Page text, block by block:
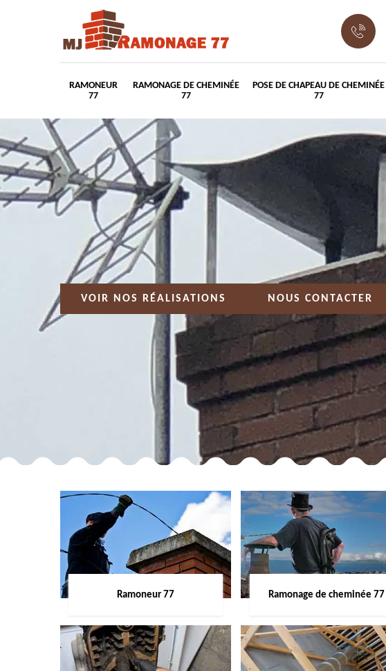
RAMONEUR
77
RAMONAGE DE CHEMINÉE
77
POSE DE CHAPEAU DE CHEMINÉE
77
VOIR NOS RÉALISATIONS NOUS CONTACTER
Ramoneur 77 Ramonage de cheminée 77